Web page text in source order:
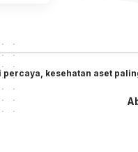
percaya, kesehatan aset